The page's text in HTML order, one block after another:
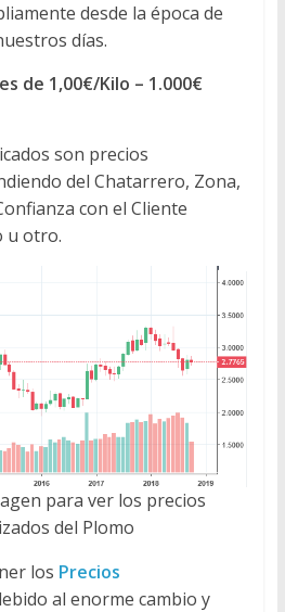
desde la época de
días.
de 1,00€/Kilo – 1.000€
son precios
del Chatarrero, Zona,
con el Cliente
u otro.
para ver los precios
del Plomo
los Precios
al enorme cambio y